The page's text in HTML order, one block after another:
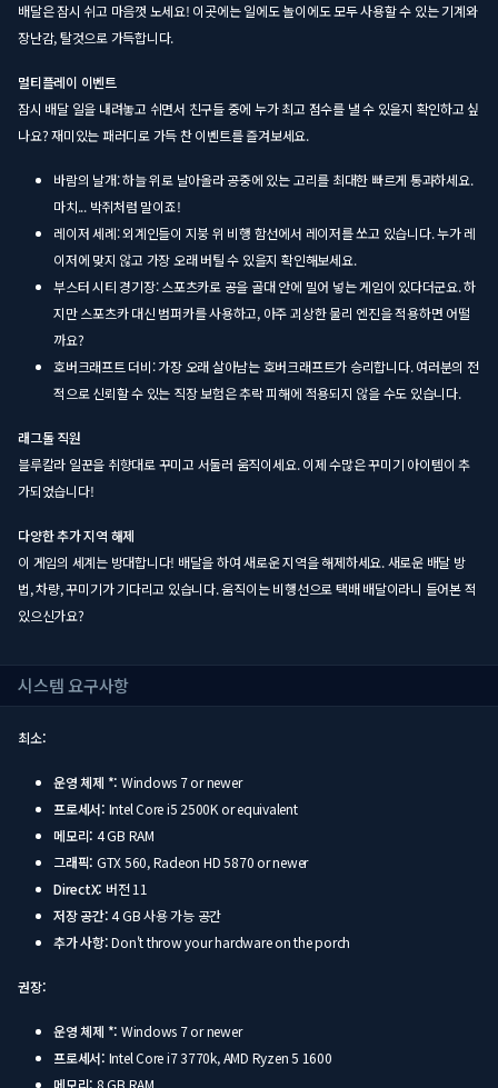
배달은 잠시 쉬고 마음껏 노세요! 이곳에는 일에도 놀이에도 모두 사용할 수 있는 기계와
장난감, 탈것으로 가득합니다.
멀티플레이 이벤트
잠시 배달 일을 내려놓고 쉬면서 친구들 중에 누가 최고 점수를 낼 수 있을지 확인하고 싶
나요? 재미있는 패러디로 가득 찬 이벤트를 즐겨보세요.
바람의 날개: 하늘 위로 날아올라 공중에 있는 고리를 최대한 빠르게 통과하세요.
마치... 박쥐처럼 말이죠!
레이저 세례: 외계인들이 지붕 위 비행 함선에서 레이저를 쏘고 있습니다. 누가 레
이저에 맞지 않고 가장 오래 버틸 수 있을지 확인해보세요.
부스터 시티 경기장: 스포츠카로 공을 골대 안에 밀어 넣는 게임이 있다더군요. 하
지만 스포츠카 대신 범퍼카를 사용하고, 아주 괴상한 물리 엔진을 적용하면 어떨
까요?
호버크래프트 더비: 가장 오래 살아남는 호버크래프트가 승리합니다. 여러분의 전
적으로 신뢰할 수 있는 직장 보험은 추락 피해에 적용되지 않을 수도 있습니다.
래그돌 직원
블루칼라 일꾼을 취향대로 꾸미고 서둘러 움직이세요. 이제 수많은 꾸미기 아이템이 추
가되었습니다!
다양한 추가 지역 해제
이 게임의 세계는 방대합니다! 배달을 하여 새로운 지역을 해제하세요. 새로운 배달 방
법, 차량, 꾸미기가 기다리고 있습니다. 움직이는 비행선으로 택배 배달이라니 들어본 적
있으신가요?
시스템 요구사항
최소:
운영 체제 *: Windows 7 or newer
프로세서: Intel Core i5 2500K or equivalent
메모리: 4 GB RAM
그래픽: GTX 560, Radeon HD 5870 or newer
DirectX: 버전 11
저장 공간:4 GB 사용 가능 공간
추가 사항:Don't throw your hardware on the porch
권장:
운영 체제 *: Windows 7 or newer
프로세서: Intel Core i7 3770k, AMD Ryzen 5 1600